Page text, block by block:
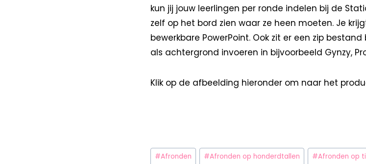
kun jij jouw leerlingen per ronde indelen bij de
zelf op het bord zien waar ze heen moeten. Je
bewerkbare PowerPoint. Ook zit er een zip
als achtergrond invoeren in bijvoorbeeld Gynzy,
Klik op de afbeelding hieronder om naar het
#Afronden #Afronden op honderdtallen #Afronden op